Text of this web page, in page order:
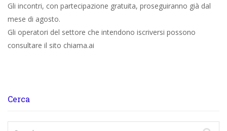
Gli incontri, con partecipazione gratuita, proseguiranno già dal
mese di agosto.
Gli operatori del settore che intendono iscriversi possono
consultare il sito chiama.ai
Cerca